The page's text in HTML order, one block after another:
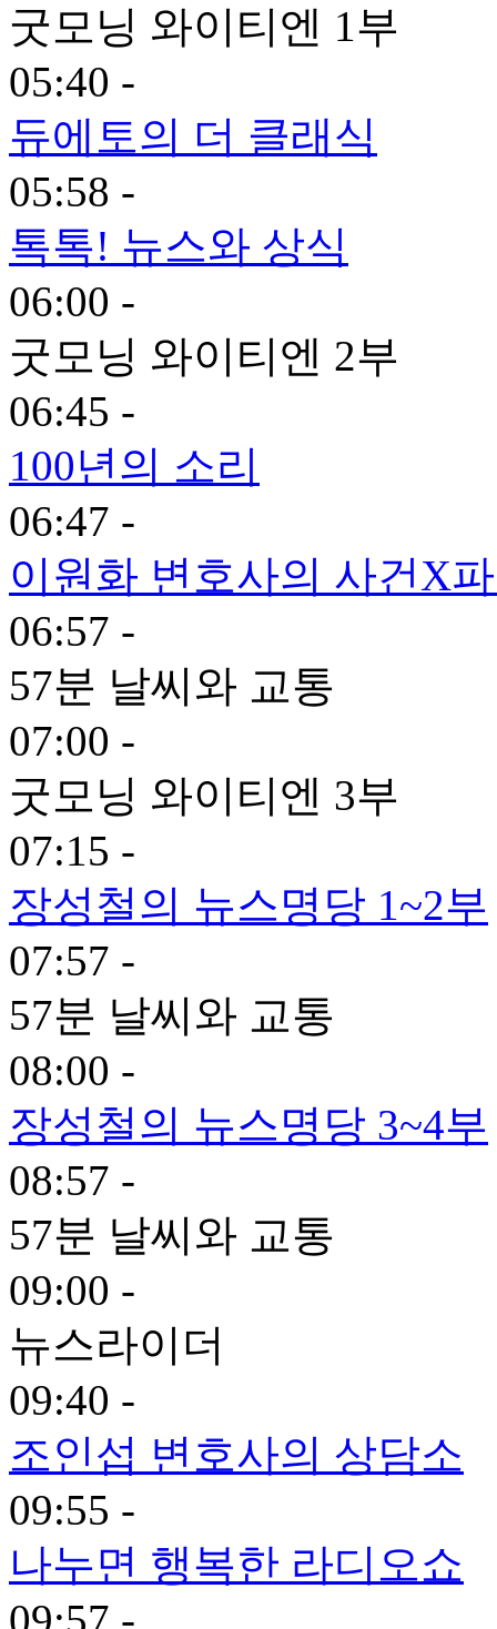
굿모닝 와이티엔 1부
05:40 -
듀에토의 더 클래식
05:58 -
톡톡! 뉴스와 상식
06:00 -
굿모닝 와이티엔 2부
06:45 -
100년의 소리
06:47 -
이원화 변호사의 사건X
06:57 -
57분 날씨와 교통
07:00 -
굿모닝 와이티엔 3부
07:15 -
장성철의 뉴스명당 1~2부
07:57 -
57분 날씨와 교통
08:00 -
장성철의 뉴스명당 3~4부
08:57 -
57분 날씨와 교통
09:00 -
뉴스라이더
09:40 -
조인섭 변호사의 상담소
09:55 -
나누면 행복한 라디오쇼
09:57 -